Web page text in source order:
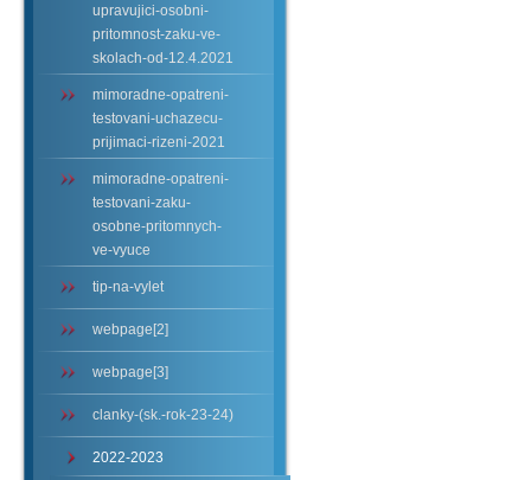
upravujici-osobni-
pritomnost-zaku-ve-
skolach-od-12.4.2021
mimoradne-opatreni-
testovani-uchazecu-
prijimaci-rizeni-2021
mimoradne-opatreni-
testovani-zaku-
osobne-pritomnych-
ve-vyuce
tip-na-vylet
webpage[2]
webpage[3]
clanky-(sk.-rok-23-24)
2022-2023